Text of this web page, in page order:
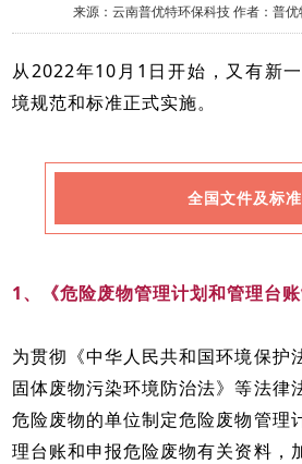
来源：云南普优特环保科技 作者：普优
从2022年10月1日开始，又有新
境规范和标准正式实施。
全国文件及标准
1、《危险废物管理计划和管理台账
为贯彻《中华人民共和国环境保护
固体废物污染环境防治法》等法律
危险废物的单位制定危险废物管理
理台账和申报危险废物有关资料，